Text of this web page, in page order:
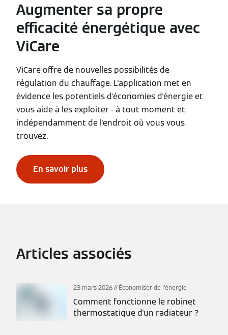
Augmenter sa propre
efficacité énergétique avec
ViCare
ViCare offre de nouvelles possibilités de
régulation du chauffage. L'application met en
évidence les potentiels d'économies d'énergie et
vous aide à les exploiter - à tout moment et
indépendamment de l'endroit où vous vous
trouvez.
En savoir plus
Articles associés
23 mars 2026 Économiser de l'énergie
Comment fonctionne le robinet
thermostatique d'un radiateur ?